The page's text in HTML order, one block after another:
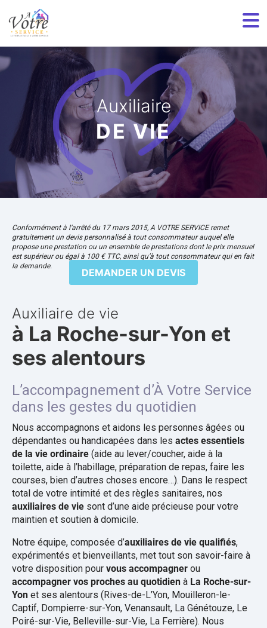
Auxiliaire
DE VIE
Auxiliaire de vie
à La Roche-sur-Yon et
ses alentours
L’accompagnement d’À Votre Service
dans les gestes du quotidien
Nous accompagnons et aidons les personnes âgées ou
dépendantes ou handicapées dans les actes essentiels
de la vie ordinaire (aide au lever/coucher, aide à la
toilette, aide à l’habillage, préparation de repas, faire les
courses, bien d’autres choses encore…). Dans le respect
total de votre intimité et des règles sanitaires, nos
auxiliaires de vie sont d’une aide précieuse pour votre
maintien et soutien à domicile.
Notre équipe, composée d’auxiliaires de vie qualifiés,
expérimentés et bienveillants, met tout son savoir-faire à
votre disposition pour vous accompagner ou
accompagner vos proches au quotidien à La Roche-sur-
Yon et ses alentours (Rives-de-L’Yon, Mouilleron-le-
Captif, Dompierre-sur-Yon, Venansault, La Génétouze, Le
Poiré-sur-Vie, Belleville-sur-Vie, La Ferrière). Nous
DEMANDER UN DEVIS
Conformément à l’arrêté du 17 mars 2015, A VOTRE SERVICE remet
gratuitement un devis personnalisé à tout consommateur auquel elle
propose une prestation ou un ensemble de prestations dont le prix mensuel
est supérieur ou égal à 100 € TTC, ainsi qu’à tout consommateur qui en fait
la demande.